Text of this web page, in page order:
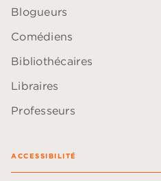
Blogueurs
Comédiens
Bibliothécaires
Libraires
Professeurs
ACCESSIBILITÉ